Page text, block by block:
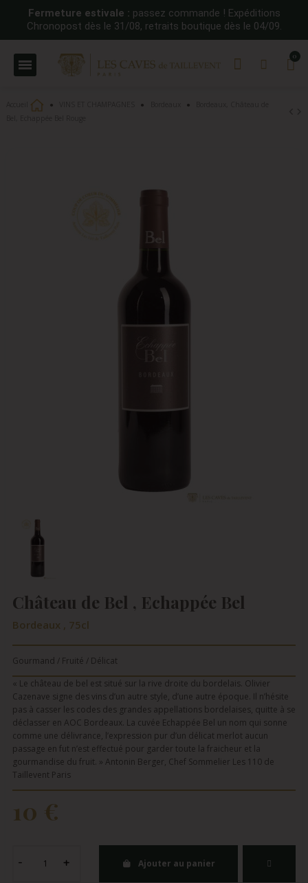
Fermeture estivale : passez commande ! Expéditions
Chronopost dès le 31/08, retraits boutique dès le 04/09.
Château de Bel , Echappée Bel
Bordeaux , 75cl
Gourmand / Fruité / Délicat
« Le château de bel est situé sur la rive droite du bordelais. Olivier
Cazenave signe des vins d’un autre style, d’une autre époque. Il n’hésite
pas à casser les codes des grandes appellations bordelaises, quitte à se
déclasser en AOC Bordeaux. La cuvée Echappée Bel un nom qui sonne
comme une délivrance, l’expression pur d’un délicat merlot aucun
passage en fut n’est effectué pour garder toute la fraicheur et la
gourmandise du fruit. » Antonin Berger, Chef Sommelier Les 110 de
Taillevent Paris
10 €
Ajouter au panier